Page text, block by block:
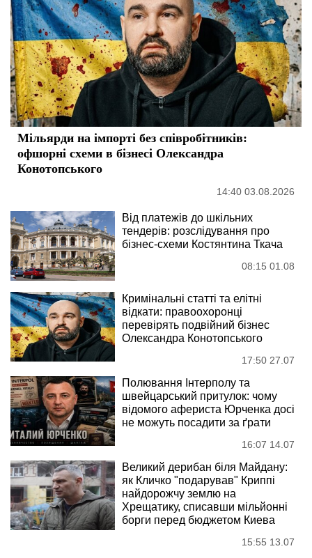
Мільярди на імпорті без співробітників:
офшорні схеми в бізнесі Олександра
Конотопського
14:40 03.08.2026
Від платежів до шкільних
тендерів: розслідування про
бізнес-схеми Костянтина Ткача
08:15 01.08
Кримінальні статті та елітні
відкати: правоохоронці
перевірять подвійний бізнес
Олександра Конотопського
17:50 27.07
Полювання Інтерполу та
швейцарський притулок: чому
відомого афериста Юрченка досі
не можуть посадити за ґрати
16:07 14.07
Великий дерибан біля Майдану:
як Кличко "подарував" Криппі
найдорожчу землю на
Хрещатику, списавши мільйонні
борги перед бюджетом Киева
15:55 13.07